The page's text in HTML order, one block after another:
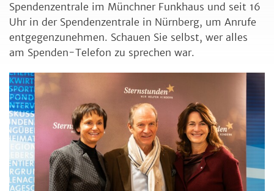
Spendenzentrale im Münchner Funkhaus und seit 16
Uhr in der Spendenzentrale in Nürnberg, um Anrufe
entgegenzunehmen. Schauen Sie selbst, wer alles
am Spenden-Telefon zu sprechen war.